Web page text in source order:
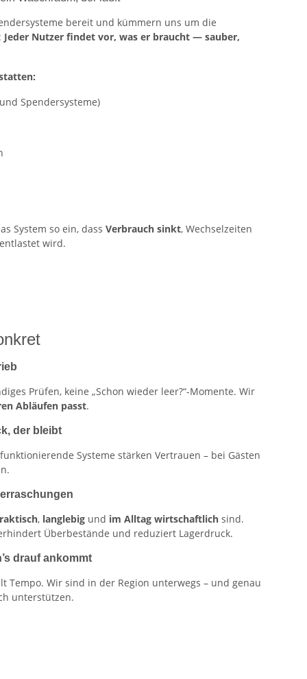
bereit und kümmern uns um die
Jeder Nutzer findet vor, was er braucht — sauber,
Spendersysteme)
System so ein, dass Verbrauch sinkt, Wechselzeiten
wird.
Prüfen, keine „Schon wieder leer?“-Momente. Wir
Abläufen passt.
der bleibt
Systeme stärken Vertrauen – bei Gästen
, langlebig und im Alltag wirtschaftlich sind.
Überbestände und reduziert Lagerdruck.
drauf ankommt
Tempo. Wir sind in der Region unterwegs – und genau
unterstützen.